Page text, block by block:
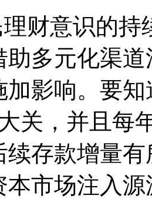
财意识的持
助多元化渠
加影响。要
关，并且每
续存款增量
本市场注入